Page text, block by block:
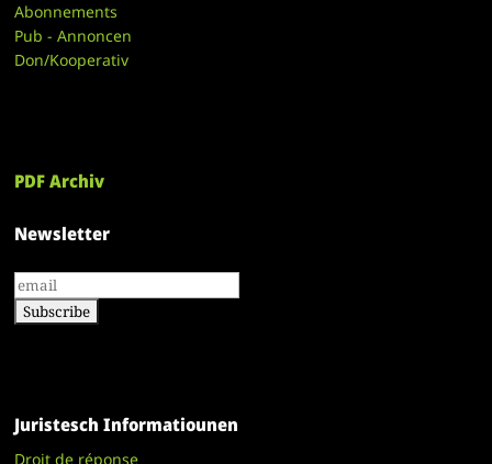
Abonnements
Pub - Annoncen
Don/Kooperativ
PDF Archiv
Newsletter
Juristesch Informatiounen
Droit de réponse